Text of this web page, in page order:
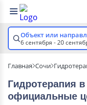
Объект или
6 сентября - 20
Главная Сочи
Гидротерапия
официальные